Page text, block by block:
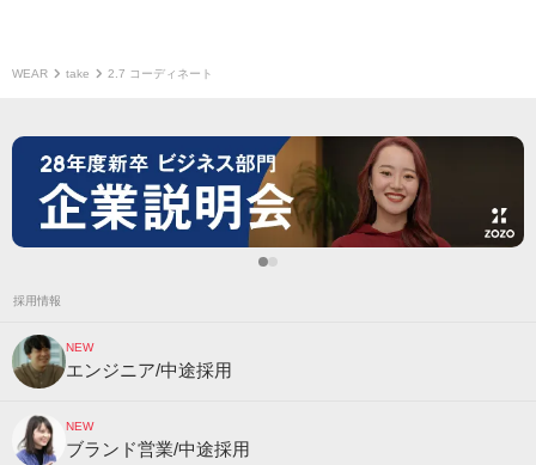
WEAR take 2.7 コーディネート
採用情報
NEW
エンジニア/中途採用
NEW
ブランド営業/中途採用